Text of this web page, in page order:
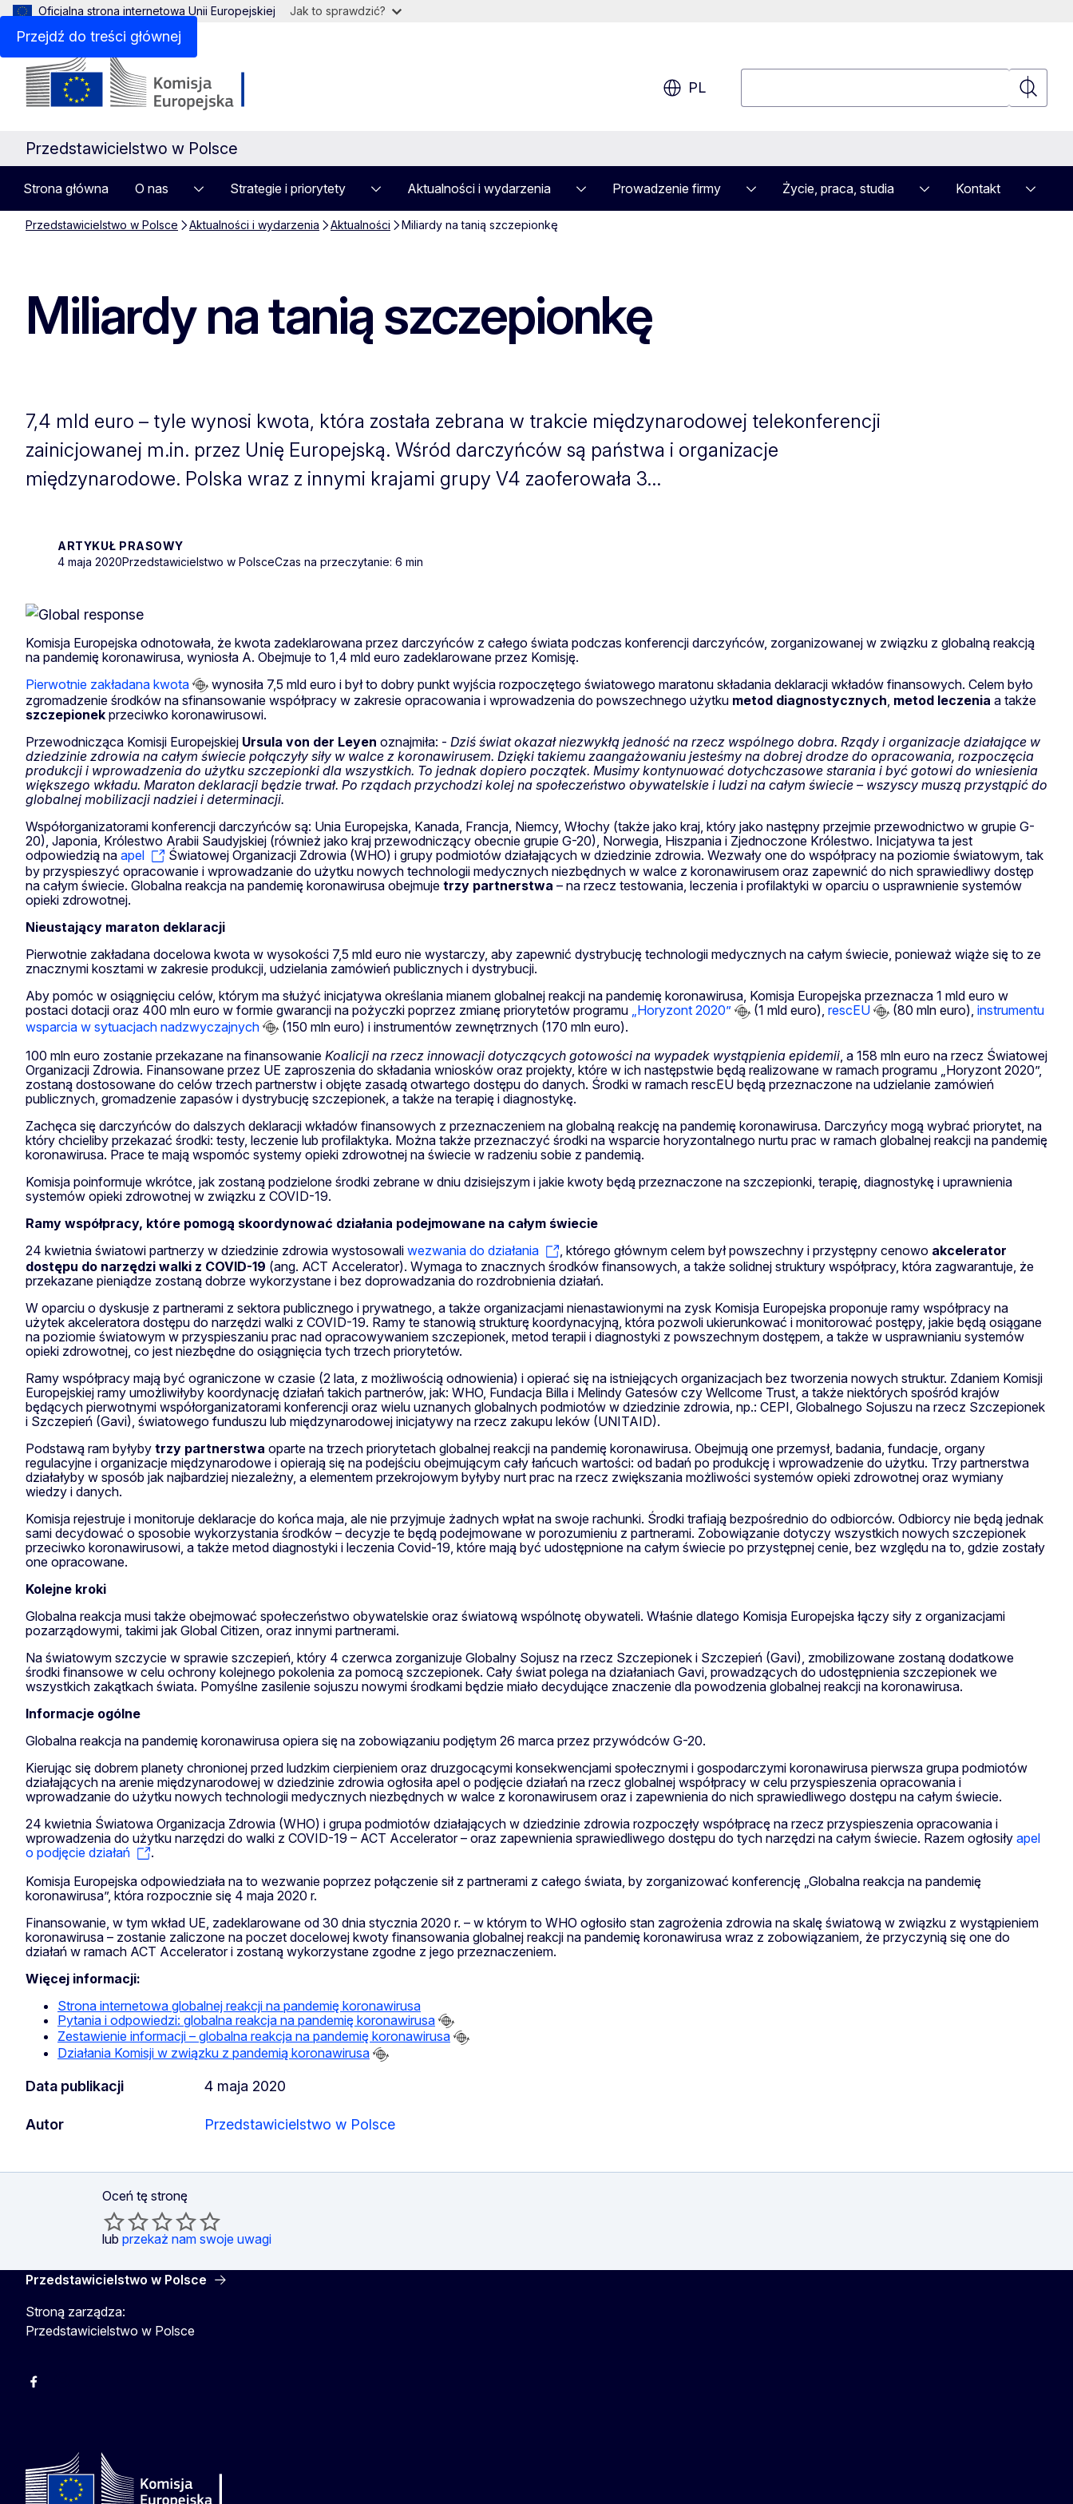
Przejdź do treści głównej
Oficjalna strona internetowa Unii Europejskiej Jak to sprawdzić?
PL
Przedstawicielstwo w Polsce
Strona główna O nas Strategie i priorytety Aktualności i wydarzenia Prowadzenie firmy Życie, praca, studia Kontakt
Przedstawicielstwo w Polsce Aktualności i wydarzenia Aktualności Miliardy na tanią szczepionkę
Miliardy na tanią szczepionkę
7,4 mld euro – tyle wynosi kwota, która została zebrana w trakcie międzynarodowej telekonferencji
zainicjowanej m.in. przez Unię Europejską. Wśród darczyńców są państwa i organizacje
międzynarodowe. Polska wraz z innymi krajami grupy V4 zaoferowała 3...
ARTYKUŁ PRASOWY
4 maja 2020Przedstawicielstwo w PolsceCzas na przeczytanie: 6 min
Komisja Europejska odnotowała, że kwota zadeklarowana przez darczyńców z całego świata podczas konferencji darczyńców, zorganizowanej w związku z globalną reakcją
na pandemię koronawirusa, wyniosła A. Obejmuje to 1,4 mld euro zadeklarowane przez Komisję.
Pierwotnie zakładana kwota
wynosiła 7,5 mld euro i był to dobry punkt wyjścia rozpoczętego światowego maratonu składania deklaracji wkładów finansowych. Celem było
zgromadzenie środków na sfinansowanie współpracy w zakresie opracowania i wprowadzenia do powszechnego użytku metod diagnostycznych, metod leczenia a także
szczepionek przeciwko koronawirusowi.
Przewodnicząca Komisji Europejskiej Ursula von der Leyen oznajmiła: - Dziś świat okazał niezwykłą jedność na rzecz wspólnego dobra. Rządy i organizacje działające w
dziedzinie zdrowia na całym świecie połączyły siły w walce z koronawirusem. Dzięki takiemu zaangażowaniu jesteśmy na dobrej drodze do opracowania, rozpoczęcia
produkcji i wprowadzenia do użytku szczepionki dla wszystkich. To jednak dopiero początek. Musimy kontynuować dotychczasowe starania i być gotowi do wniesienia
większego wkładu. Maraton deklaracji będzie trwał. Po rządach przychodzi kolej na społeczeństwo obywatelskie i ludzi na całym świecie – wszyscy muszą przystąpić do
globalnej mobilizacji nadziei i determinacji.
Współorganizatorami konferencji darczyńców są: Unia Europejska, Kanada, Francja, Niemcy, Włochy (także jako kraj, który jako następny przejmie przewodnictwo w grupie G-
20), Japonia, Królestwo Arabii Saudyjskiej (również jako kraj przewodniczący obecnie grupie G-20), Norwegia, Hiszpania i Zjednoczone Królestwo. Inicjatywa ta jest
odpowiedzią na apel
Światowej Organizacji Zdrowia (WHO) i grupy podmiotów działających w dziedzinie zdrowia. Wezwały one do współpracy na poziomie światowym, tak
by przyspieszyć opracowanie i wprowadzanie do użytku nowych technologii medycznych niezbędnych w walce z koronawirusem oraz zapewnić do nich sprawiedliwy dostęp
na całym świecie. Globalna reakcja na pandemię koronawirusa obejmuje trzy partnerstwa – na rzecz testowania, leczenia i profilaktyki w oparciu o usprawnienie systemów
opieki zdrowotnej.
Nieustający maraton deklaracji
Pierwotnie zakładana docelowa kwota w wysokości 7,5 mld euro nie wystarczy, aby zapewnić dystrybucję technologii medycznych na całym świecie, ponieważ wiąże się to ze
znacznymi kosztami w zakresie produkcji, udzielania zamówień publicznych i dystrybucji.
Aby pomóc w osiągnięciu celów, którym ma służyć inicjatywa określania mianem globalnej reakcji na pandemię koronawirusa, Komisja Europejska przeznacza 1 mld euro w
postaci dotacji oraz 400 mln euro w formie gwarancji na pożyczki poprzez zmianę priorytetów programu „Horyzont 2020” (1 mld euro), rescEU (80 mln euro), instrumentu
wsparcia w sytuacjach nadzwyczajnych
(150 mln euro) i instrumentów zewnętrznych (170 mln euro).
100 mln euro zostanie przekazane na finansowanie Koalicji na rzecz innowacji dotyczących gotowości na wypadek wystąpienia epidemii, a 158 mln euro na rzecz Światowej
Organizacji Zdrowia. Finansowane przez UE zaproszenia do składania wniosków oraz projekty, które w ich następstwie będą realizowane w ramach programu „Horyzont 2020”,
zostaną dostosowane do celów trzech partnerstw i objęte zasadą otwartego dostępu do danych. Środki w ramach rescEU będą przeznaczone na udzielanie zamówień
publicznych, gromadzenie zapasów i dystrybucję szczepionek, a także na terapię i diagnostykę.
Zachęca się darczyńców do dalszych deklaracji wkładów finansowych z przeznaczeniem na globalną reakcję na pandemię koronawirusa. Darczyńcy mogą wybrać priorytet, na
który chcieliby przekazać środki: testy, leczenie lub profilaktyka. Można także przeznaczyć środki na wsparcie horyzontalnego nurtu prac w ramach globalnej reakcji na pandemię
koronawirusa. Prace te mają wspomóc systemy opieki zdrowotnej na świecie w radzeniu sobie z pandemią.
Komisja poinformuje wkrótce, jak zostaną podzielone środki zebrane w dniu dzisiejszym i jakie kwoty będą przeznaczone na szczepionki, terapię, diagnostykę i uprawnienia
systemów opieki zdrowotnej w związku z COVID-19.
Ramy współpracy, które pomogą skoordynować działania podejmowane na całym świecie
24 kwietnia światowi partnerzy w dziedzinie zdrowia wystosowali wezwania do działania , którego głównym celem był powszechny i przystępny cenowo akcelerator
dostępu do narzędzi walki z COVID-19 (ang. ACT Accelerator). Wymaga to znacznych środków finansowych, a także solidnej struktury współpracy, która zagwarantuje, że
przekazane pieniądze zostaną dobrze wykorzystane i bez doprowadzania do rozdrobnienia działań.
W oparciu o dyskusje z partnerami z sektora publicznego i prywatnego, a także organizacjami nienastawionymi na zysk Komisja Europejska proponuje ramy współpracy na
użytek akceleratora dostępu do narzędzi walki z COVID-19. Ramy te stanowią strukturę koordynacyjną, która pozwoli ukierunkować i monitorować postępy, jakie będą osiągane
na poziomie światowym w przyspieszaniu prac nad opracowywaniem szczepionek, metod terapii i diagnostyki z powszechnym dostępem, a także w usprawnianiu systemów
opieki zdrowotnej, co jest niezbędne do osiągnięcia tych trzech priorytetów.
Ramy współpracy mają być ograniczone w czasie (2 lata, z możliwością odnowienia) i opierać się na istniejących organizacjach bez tworzenia nowych struktur. Zdaniem Komisji
Europejskiej ramy umożliwiłyby koordynację działań takich partnerów, jak: WHO, Fundacja Billa i Melindy Gatesów czy Wellcome Trust, a także niektórych spośród krajów
będących pierwotnymi współorganizatorami konferencji oraz wielu uznanych globalnych podmiotów w dziedzinie zdrowia, np.: CEPI, Globalnego Sojuszu na rzecz Szczepionek
i Szczepień (Gavi), światowego funduszu lub międzynarodowej inicjatywy na rzecz zakupu leków (UNITAID).
Podstawą ram byłyby trzy partnerstwa oparte na trzech priorytetach globalnej reakcji na pandemię koronawirusa. Obejmują one przemysł, badania, fundacje, organy
regulacyjne i organizacje międzynarodowe i opierają się na podejściu obejmującym cały łańcuch wartości: od badań po produkcję i wprowadzenie do użytku. Trzy partnerstwa
działałyby w sposób jak najbardziej niezależny, a elementem przekrojowym byłyby nurt prac na rzecz zwiększania możliwości systemów opieki zdrowotnej oraz wymiany
wiedzy i danych.
Komisja rejestruje i monitoruje deklaracje do końca maja, ale nie przyjmuje żadnych wpłat na swoje rachunki. Środki trafiają bezpośrednio do odbiorców. Odbiorcy nie będą jednak
sami decydować o sposobie wykorzystania środków – decyzje te będą podejmowane w porozumieniu z partnerami. Zobowiązanie dotyczy wszystkich nowych szczepionek
przeciwko koronawirusowi, a także metod diagnostyki i leczenia Covid-19, które mają być udostępnione na całym świecie po przystępnej cenie, bez względu na to, gdzie zostały
one opracowane.
Kolejne kroki
Globalna reakcja musi także obejmować społeczeństwo obywatelskie oraz światową wspólnotę obywateli. Właśnie dlatego Komisja Europejska łączy siły z organizacjami
pozarządowymi, takimi jak Global Citizen, oraz innymi partnerami.
Na światowym szczycie w sprawie szczepień, który 4 czerwca zorganizuje Globalny Sojusz na rzecz Szczepionek i Szczepień (Gavi), zmobilizowane zostaną dodatkowe
środki finansowe w celu ochrony kolejnego pokolenia za pomocą szczepionek. Cały świat polega na działaniach Gavi, prowadzących do udostępnienia szczepionek we
wszystkich zakątkach świata. Pomyślne zasilenie sojuszu nowymi środkami będzie miało decydujące znaczenie dla powodzenia globalnej reakcji na koronawirusa.
Informacje ogólne
Globalna reakcja na pandemię koronawirusa opiera się na zobowiązaniu podjętym 26 marca przez przywódców G-20.
Kierując się dobrem planety chronionej przed ludzkim cierpieniem oraz druzgocącymi konsekwencjami społecznymi i gospodarczymi koronawirusa pierwsza grupa podmiotów
działających na arenie międzynarodowej w dziedzinie zdrowia ogłosiła apel o podjęcie działań na rzecz globalnej współpracy w celu przyspieszenia opracowania i
wprowadzanie do użytku nowych technologii medycznych niezbędnych w walce z koronawirusem oraz i zapewnienia do nich sprawiedliwego dostępu na całym świecie.
24 kwietnia Światowa Organizacja Zdrowia (WHO) i grupa podmiotów działających w dziedzinie zdrowia rozpoczęły współpracę na rzecz przyspieszenia opracowania i
wprowadzenia do użytku narzędzi do walki z COVID-19 – ACT Accelerator – oraz zapewnienia sprawiedliwego dostępu do tych narzędzi na całym świecie. Razem ogłosiły apel
o podjęcie działań
.
Komisja Europejska odpowiedziała na to wezwanie poprzez połączenie sił z partnerami z całego świata, by zorganizować konferencję „Globalna reakcja na pandemię
koronawirusa”, która rozpocznie się 4 maja 2020 r.
Finansowanie, w tym wkład UE, zadeklarowane od 30 dnia stycznia 2020 r. – w którym to WHO ogłosiło stan zagrożenia zdrowia na skalę światową w związku z wystąpieniem
koronawirusa – zostanie zaliczone na poczet docelowej kwoty finansowania globalnej reakcji na pandemię koronawirusa wraz z zobowiązaniem, że przyczynią się one do
działań w ramach ACT Accelerator i zostaną wykorzystane zgodne z jego przeznaczeniem.
Więcej informacji:
Strona internetowa globalnej reakcji na pandemię koronawirusa
Pytania i odpowiedzi: globalna reakcja na pandemię koronawirusa
Zestawienie informacji – globalna reakcja na pandemię koronawirusa
Działania Komisji w związku z pandemią koronawirusa
Data publikacji 4 maja 2020
Autor Przedstawicielstwo w Polsce
Oceń tę stronę
lub przekaż nam swoje uwagi
Przedstawicielstwo w Polsce
Stroną zarządza:
Przedstawicielstwo w Polsce
Facebook